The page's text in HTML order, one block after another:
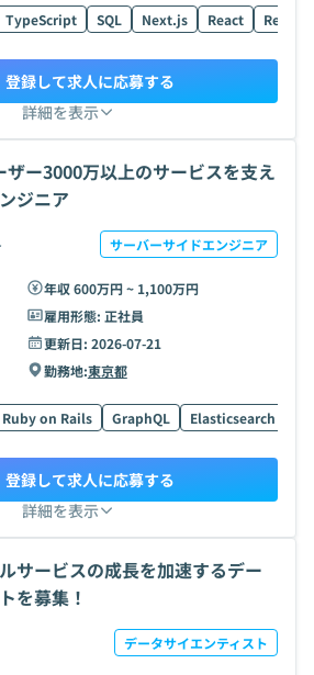
TypeScript SQL Next.js React React
詳細を表示
登録して求人に応募する
ザー3000万以上のサービスを支え
ジニア
サーバーサイドエンジニア
年収 600万円 ~ 1,100万円
雇用形態: 正社員
更新日: 2026-07-21
勤務地:東京都
Ruby on Rails GraphQL Elasticsearch
詳細を表示
登録して求人に応募する
サービスの成長を加速するデー
を募集！
データサイエンティスト